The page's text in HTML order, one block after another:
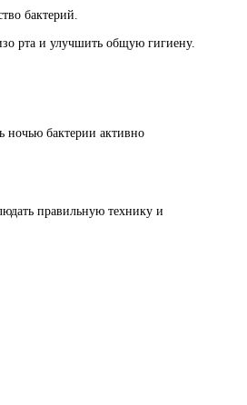
бактерий.
рта и улучшить общую гигиену.
ночью бактерии активно
правильную технику и